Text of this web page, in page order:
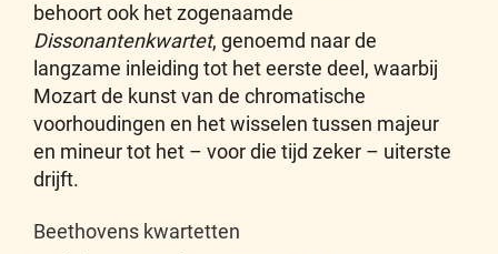
behoort ook het zogenaamde
Dissonantenkwartet, genoemd naar de
langzame inleiding tot het eerste deel, waarbij
Mozart de kunst van de chromatische
voorhoudingen en het wisselen tussen majeur
en mineur tot het – voor die tijd zeker – uiterste
drijft.
Beethovens kwartetten